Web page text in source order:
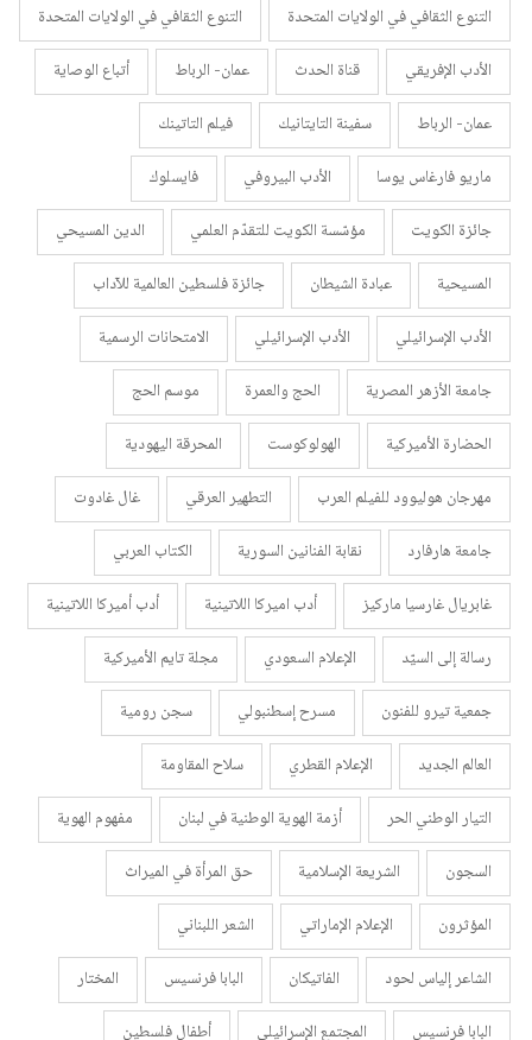
التنوع الثقافي في الولايات المتحدة
التنوع الثقافي في الولايات المتحدة
الأدب الإفريقي
قناة الحدث عمان- الرباط
أتباع الوصاية
عمان- الرباط
سفينة التايتانيك
فيلم التاتينك
ماريو فارغاس يوسا
الأدب البيروفي
فايسلوك
جائزة الكويت
مؤسّسة الكويت للتقدّم العلمي
الدين المسيحي
المسيحية
عبادة الشيطان
جائزة فلسطين العالمية للآداب
الأدب الإسرائيلي
الأدب الإسرائيلي
الامتحانات الرسمية
جامعة الأزهر المصرية
الحج والعمرة
موسم الحج
الحضارة الأميركية
الهولوكوست
المحرقة اليهودية
مهرجان هوليوود للفيلم العرب
التطهير العرقي
غال غادوت
جامعة هارفارد
نقابة الفنانين السورية
الكتاب العربي
غابريال غارسيا ماركيز
أدب اميركا اللاتينية
أدب أميركا اللاتينية
رسالة إلى السيّد
الإعلام السعودي
مجلة تايم الأميركية
جمعية تيرو للفنون
مسرح إسطنبولي
سجن رومية
العالم الجديد
الإعلام القطري
سلاح المقاومة
التيار الوطني الحر
أزمة الهوية الوطنية في لبنان
مفهوم الهوية
السجون
الشريعة الإسلامية
حق المرأة في الميراث
المؤثرون
الإعلام الإماراتي
الشعر اللبناني
الشاعر إلياس لحود
الفاتيكان البابا فرنسيس
المختار
البابا فرنسيس
المجتمع الإسرائيلي أطفال فلسطين